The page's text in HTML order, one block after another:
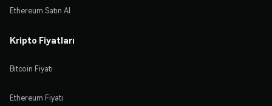
Ethereum Satın Al
Kripto Fiyatları
Bitcoin Fiyatı
Ethereum Fiyatı